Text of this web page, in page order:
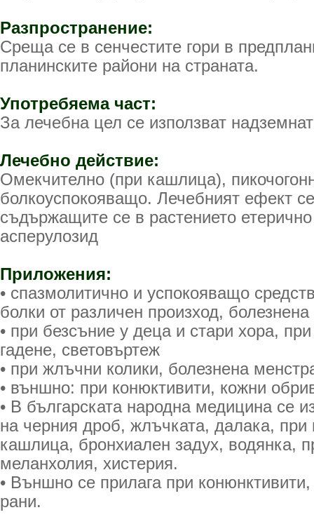
Разпространение:
Среща се в сенчестите гори в
планинските райони на страната.
Употребяема част:
За лечебна цел се използват
Лечебно действие:
Омекчително (при кашлица),
болкоуспокояващо. Лечебният ефект
съдържащите се в растението
асперулозид
Приложения:
• спазмолитично и успокояващо
болки от различен произход,
• при безсъние у деца и стари хора,
гадене, световъртеж
• при жлъчни колики, болезнена
• външно: при конюктивити, кожни
• В българската народна медицина се
на черния дроб, жлъчката, далака, при
кашлица, бронхиален задух, водянка,
меланхолия, хистерия.
• Външно се прилага при
рани.